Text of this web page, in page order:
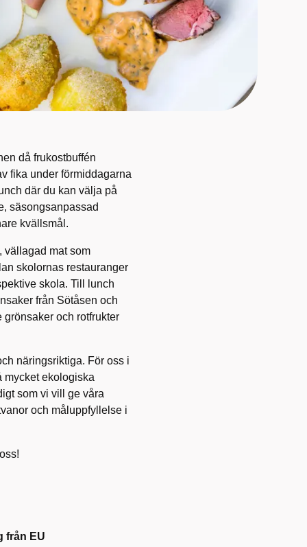
då frukostbuffén
fika under förmiddagarna
där du kan välja på
säsongsanpassad
kvällsmål.
vällagad mat som
skolornas restauranger
skola. Till lunch
från Sötåsen och
och rotfrukter
näringsriktiga. För oss i
mycket ekologiska
som vi vill ge våra
och måluppfyllelse i
från EU